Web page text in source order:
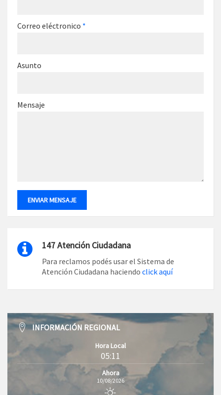
Correo eléctronico *
Asunto
Mensaje
147 Atención Ciudadana
Para reclamos podés usar el Sistema de
Atención Ciudadana haciendo click aquí
INFORMACIÓN REGIONAL
Hora Local
05:11
Ahora
10/08/2026